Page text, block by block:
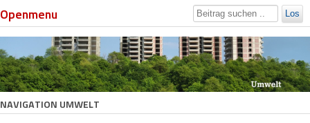
Openmenu Los
NAVIGATION UMWELT